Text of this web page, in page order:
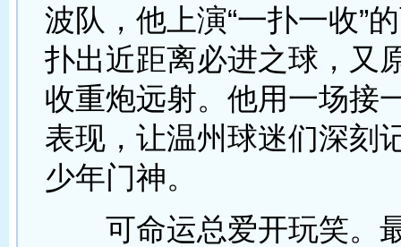
波队，他上演“一扑一收”
扑出近距离必进之球，又
收重炮远射。他用一场接
表现，让温州球迷们深刻
少年门神。
可命运总爱开玩笑。